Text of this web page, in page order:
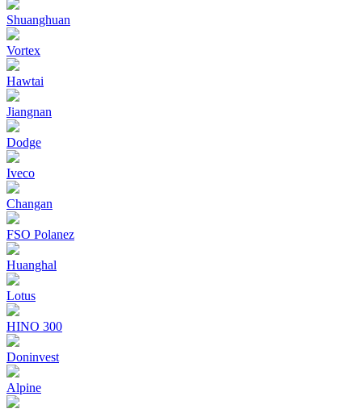
Shuanghuan
Vortex
Hawtai
Jiangnan
Dodge
Iveco
Changan
FSO Polanez
Huanghal
Lotus
HINO 300
Doninvest
Alpine